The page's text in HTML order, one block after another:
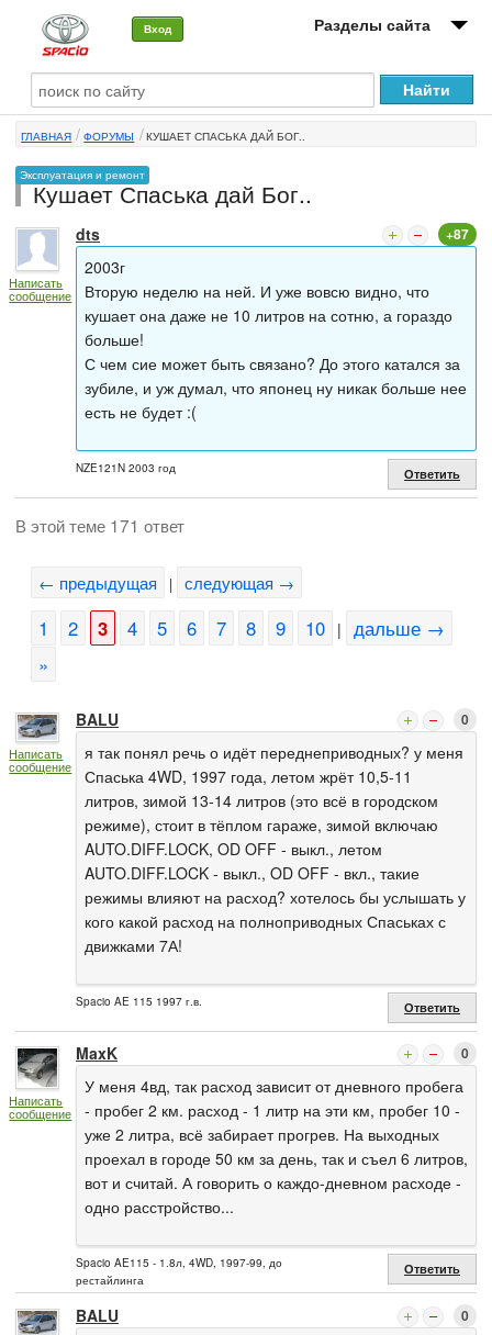
Вход Разделы сайта
О машине
Автоклуб
Форумы
Сервисы и услуги
Новости
ГЛАВНАЯ ФОРУМЫ КУШАЕТ СПАСЬКА ДАЙ БОГ..
Эксплуатация и ремонт
Кушает Спаська дай Бог..
Написать
сообщение
dts +87
2003г
Вторую неделю на ней. И уже вовсю видно, что
кушает она даже не 10 литров на сотню, а гораздо
больше!
С чем сие может быть связано? До этого катался за
зубиле, и уж думал, что японец ну никак больше нее
есть не будет :(
NZE121N 2003 год Ответить
В этой теме 171 ответ
← предыдущая | следующая →
1 2 3 4 5 6 7 8 9 10 |
дальше →
»
Написать
сообщение
BALU 0
я так понял речь о идёт переднеприводных? у меня
Спаська 4WD, 1997 года, летом жрёт 10,5-11
литров, зимой 13-14 литров (это всё в городском
режиме), стоит в тёплом гараже, зимой включаю
AUTO.DIFF.LOCK, OD OFF - выкл., летом
AUTO.DIFF.LOCK - выкл., OD OFF - вкл., такие
режимы влияют на расход? хотелось бы услышать у
кого какой расход на полноприводных Спаськах с
движками 7А!
Spacio AE 115 1997 г.в. Ответить
Написать
сообщение
MaxK 0
У меня 4вд, так расход зависит от дневного пробега
- пробег 2 км. расход - 1 литр на эти км, пробег 10 -
уже 2 литра, всё забирает прогрев. На выходных
проехал в городе 50 км за день, так и съел 6 литров,
вот и считай. А говорить о каждо-дневном расходе -
одно расстройство...
Spacio AE115 - 1.8л, 4WD, 1997-99, до
рестайлинга
Ответить
BALU 0